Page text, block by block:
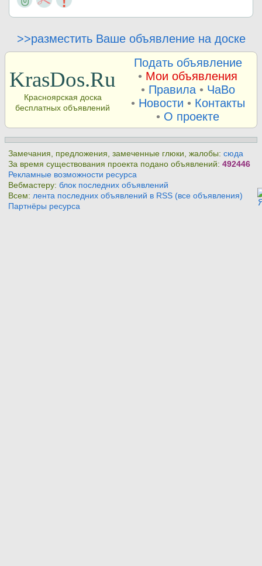
>>разместить Ваше объявление на доске
KrasDos.Ru
Красноярская доска
бесплатных объявлений
Подать объявление
• Мои объявления
• Правила• ЧаВо
• Новости • Контакты
• О проекте
Замечания, предложения, замеченные глюки, жалобы:сюда
За время существования проекта подано объявлений:492446
Рекламные возможности ресурса
Вебмастеру:блок последних объявлений
Всем: лента последних объявлений в RSS (все объявления)
Партнёры ресурса